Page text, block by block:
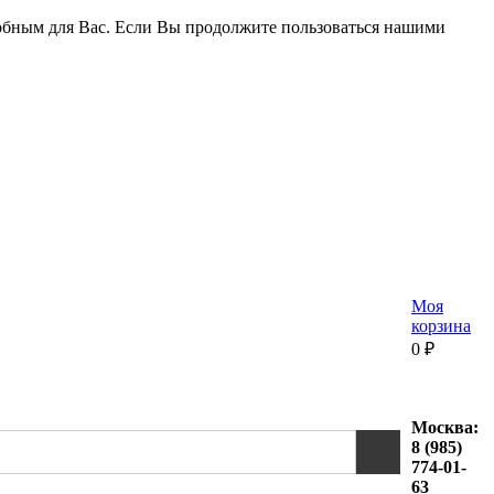
для Вас. Если Вы продолжите пользоваться нашими
Моя
корзина
0 ₽
Москва:
8 (985)
774-01-
63